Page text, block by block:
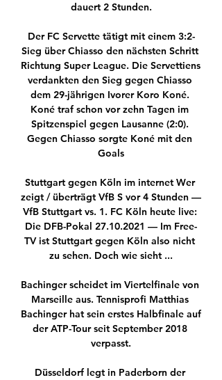
dauert 2 Stunden.
Der FC Servette tätigt mit einem 3:2-
Sieg über Chiasso den nächsten Schritt
Richtung Super League. Die Servettiens
verdankten den Sieg gegen Chiasso
dem 29-jährigen Ivorer Koro Koné.
Koné traf schon vor zehn Tagen im
Spitzenspiel gegen Lausanne (2:0).
Gegen Chiasso sorgte Koné mit den
Goals
Stuttgart gegen Köln im internet Wer
zeigt / überträgt VfB S vor 4 Stunden —
VfB Stuttgart vs. 1. FC Köln heute live:
Die DFB-Pokal 27.10.2021 — Im Free-
TV ist Stuttgart gegen Köln also nicht
zu sehen. Doch wie sieht ...
Bachinger scheidet im Viertelfinale von
Marseille aus. Tennisprofi Matthias
Bachinger hat sein erstes Halbfinale auf
der ATP-Tour seit September 2018
verpasst.
Düsseldorf legt in Paderborn der